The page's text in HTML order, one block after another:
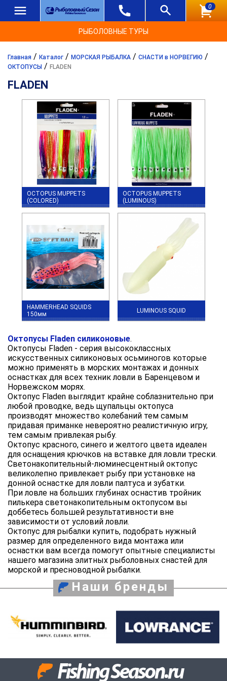
0
РЫБОЛОВНЫЕ ТУРЫ
Главная / Каталог / МОРСКАЯ РЫБАЛКА / СНАСТИ в НОРВЕГИЮ /
ОКТОПУСЫ / FLADEN
FLADEN
OCTOPUS MUPPETS
(COLORED)
OCTOPUS MUPPETS
(LUMINOUS)
HAMMERHEAD SQUIDS
150мм
LUMINOUS SQUID
Октопусы Fladen силиконовые.
Октопусы Fladen - серия высококлассных
искусственных силиконовых осьминогов которые
можно применять в морских монтажах и донных
оснастках для всех техник ловли в Баренцевом и
Норвежском морях.
Октопус Fladen выглядит крайне соблазнительно при
любой проводке, ведь щупальцы октопуса
производят множество колебаний тем самым
придавая приманке невероятно реалистичную игру,
тем самым привлекая рыбу.
Октопус красного, синего и желтого цвета идеален
для оснащения крючков на вставке для ловли трески.
Светонакопительный-люминесцентный октопус
великолепно привлекает рыбу при установке на
донной оснастке для ловли палтуса и зубатки.
При ловле на больших глубинах оснастив тройник
пилькера светонакопительным октопусом вы
доббетесь большей результативности вне
зависимости от условий ловли.
Октопус для рыбалки купить, подобрать нужный
размер для определенного вида монтажа или
оснастки вам всегда помогут опытные специалисты
нашего магазина элитных рыболовных снастей для
морской и пресноводной рыбалки.
Наши бренды